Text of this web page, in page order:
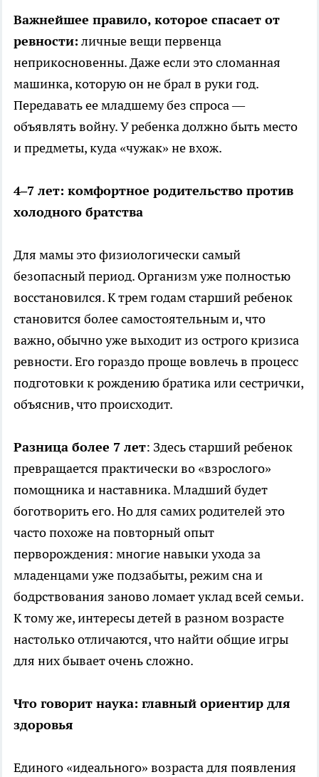
Важнейшее правило, которое спасает от
ревности: личные вещи первенца
неприкосновенны. Даже если это сломанная
машинка, которую он не брал в руки год.
Передавать ее младшему без спроса —
объявлять войну. У ребенка должно быть место
и предметы, куда «чужак» не вхож.
4–7 лет: комфортное родительство против
холодного братства
Для мамы это физиологически самый
безопасный период. Организм уже полностью
восстановился. К трем годам старший ребенок
становится более самостоятельным и, что
важно, обычно уже выходит из острого кризиса
ревности. Его гораздо проще вовлечь в процесс
подготовки к рождению братика или сестрички,
объяснив, что происходит.
Разница более 7 лет: Здесь старший ребенок
превращается практически во «взрослого»
помощника и наставника. Младший будет
боготворить его. Но для самих родителей это
часто похоже на повторный опыт
перворождения: многие навыки ухода за
младенцами уже подзабыты, режим сна и
бодрствования заново ломает уклад всей семьи.
К тому же, интересы детей в разном возрасте
настолько отличаются, что найти общие игры
для них бывает очень сложно.
Что говорит наука: главный ориентир для
здоровья
Единого «идеального» возраста для появления